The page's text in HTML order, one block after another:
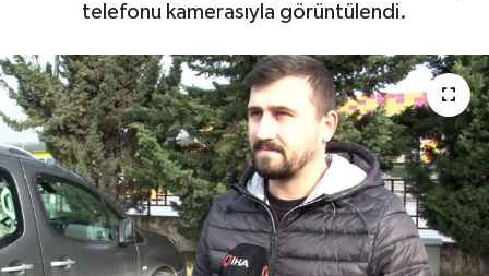
telefonu kamerasıyla görüntülendi.
SAĞLIK
EĞİTİM
BÖLGE
KEŞFET